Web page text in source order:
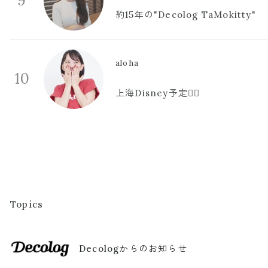
約15年の"Decolog TaMokitty"
10
aloha
上海Disney予定🫪🩷
Topics
Decologからのお知らせ